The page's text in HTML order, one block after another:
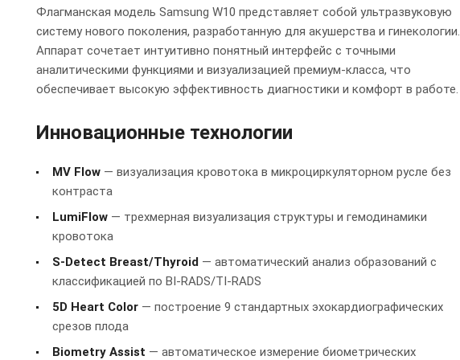
Флагманская модель Samsung W10 представляет собой ультразвуковую
систему нового поколения, разработанную для акушерства и гинекологии.
Аппарат сочетает интуитивно понятный интерфейс с точными
аналитическими функциями и визуализацией премиум-класса, что
обеспечивает высокую эффективность диагностики и комфорт в работе.
Инновационные технологии
MV Flow — визуализация кровотока в микроциркуляторном русле без
контраста
LumiFlow — трехмерная визуализация структуры и гемодинамики
кровотока
S-Detect Breast/Thyroid — автоматический анализ образований с
классификацией по BI-RADS/TI-RADS
5D Heart Color — построение 9 стандартных эхокардиографических
срезов плода
Biometry Assist — автоматическое измерение биометрических